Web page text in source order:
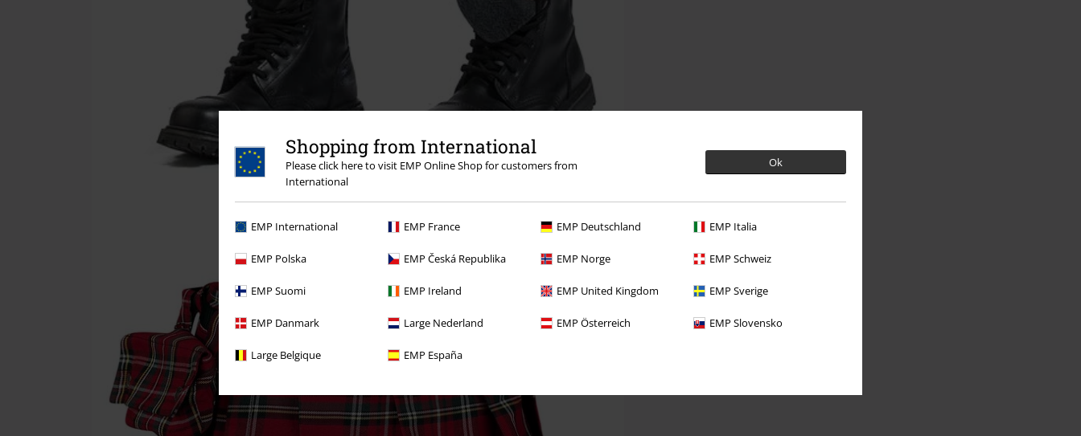
Shopping from International
Please click here to visit EMP Online Shop for customers from
International
Ok
EMP International EMP France EMP Deutschland EMP Italia
EMP Polska EMP Česká Republika EMP Norge EMP Schweiz
EMP Suomi EMP Ireland EMP United Kingdom EMP Sverige
EMP Danmark Large Nederland EMP Österreich EMP Slovensko
Large Belgique EMP España